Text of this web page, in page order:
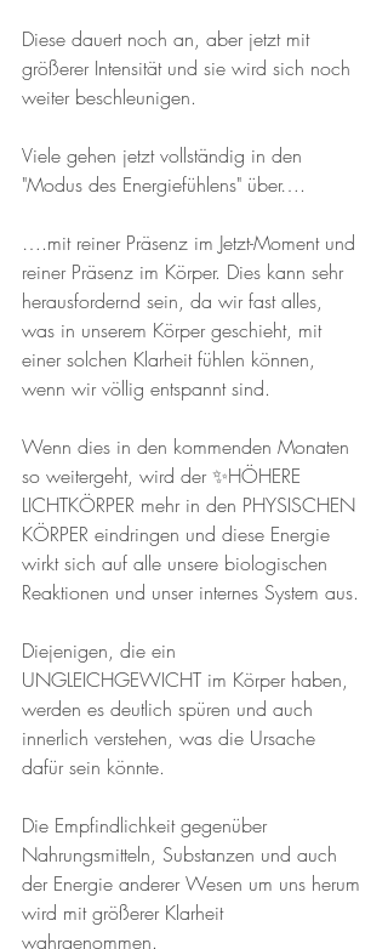
Diese dauert noch an, aber jetzt mit
größerer Intensität und sie wird sich noch
weiter beschleunigen.
Viele gehen jetzt vollständig in den
"Modus des Energiefühlens" über….
….mit reiner Präsenz im Jetzt-Moment und
reiner Präsenz im Körper. Dies kann sehr
herausfordernd sein, da wir fast alles,
was in unserem Körper geschieht, mit
einer solchen Klarheit fühlen können,
wenn wir völlig entspannt sind.
Wenn dies in den kommenden Monaten
so weitergeht, wird der ✨HÖHERE
LICHTKÖRPER mehr in den PHYSISCHEN
KÖRPER eindringen und diese Energie
wirkt sich auf alle unsere biologischen
Reaktionen und unser internes System aus.
Diejenigen, die ein
UNGLEICHGEWICHT im Körper haben,
werden es deutlich spüren und auch
innerlich verstehen, was die Ursache
dafür sein könnte.
Die Empfindlichkeit gegenüber
Nahrungsmitteln, Substanzen und auch
der Energie anderer Wesen um uns herum
wird mit größerer Klarheit
wahrgenommen.